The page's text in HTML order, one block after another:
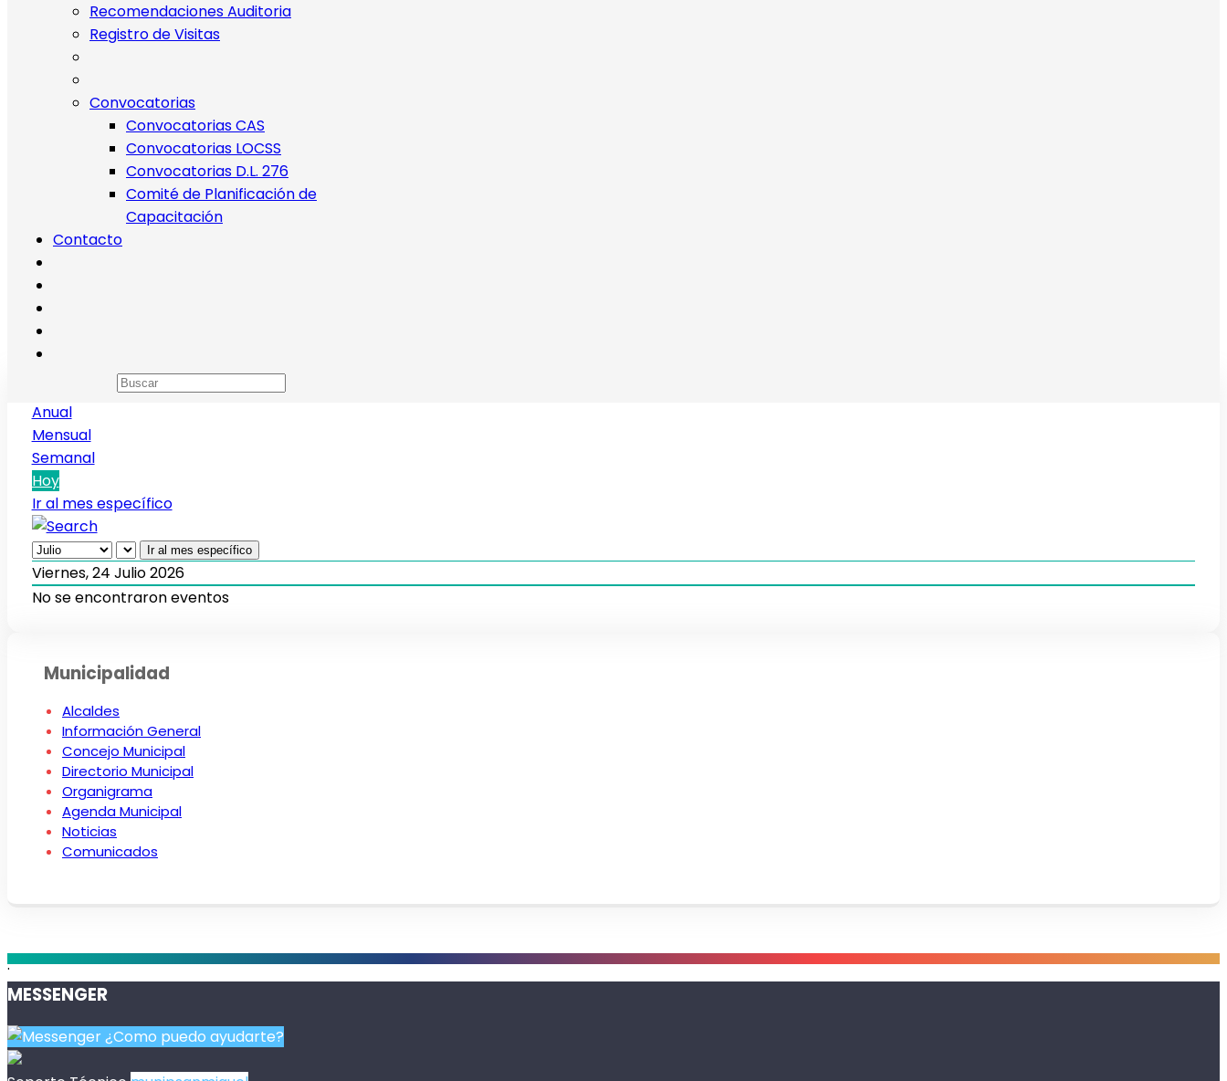
Recomendaciones Auditoria
Registro de Visitas
Convocatorias
Convocatorias CAS
Convocatorias LOCSS
Convocatorias D.L. 276
Comité de Planificación de
Capacitación
Contacto
Calendario de eventos
Anual
Mensual
Semanal
Hoy
Ir al mes específico
Ir al mes específico
Viernes, 24 Julio 2026
No se encontraron eventos
Municipalidad
Alcaldes
Información General
Concejo Municipal
Directorio Municipal
Organigrama
Agenda Municipal
Noticias
Comunicados
.
MESSENGER
¿Como puedo ayudarte?